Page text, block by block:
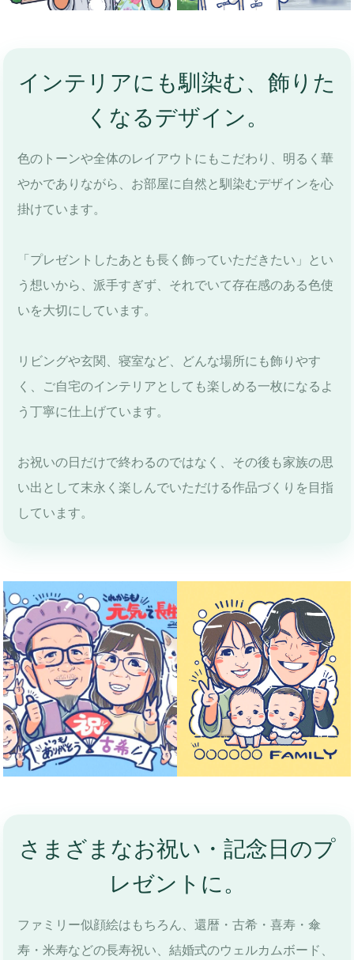
インテリアにも馴染む、飾りた
くなるデザイン。
色のトーンや全体のレイアウトにもこだわり、明るく華
やかでありながら、お部屋に自然と馴染むデザインを心
掛けています。
「プレゼントしたあとも長く飾っていただきたい」とい
う想いから、派手すぎず、それでいて存在感のある色使
いを大切にしています。
リビングや玄関、寝室など、どんな場所にも飾りやす
く、ご自宅のインテリアとしても楽しめる一枚になるよ
う丁寧に仕上げています。
お祝いの日だけで終わるのではなく、その後も家族の思
い出として末永く楽しんでいただける作品づくりを目指
しています。
さまざまなお祝い・記念日のプ
レゼントに。
ファミリー似顔絵はもちろん、還暦・古希・喜寿・傘
寿・米寿などの長寿祝い、結婚式のウェルカムボード、